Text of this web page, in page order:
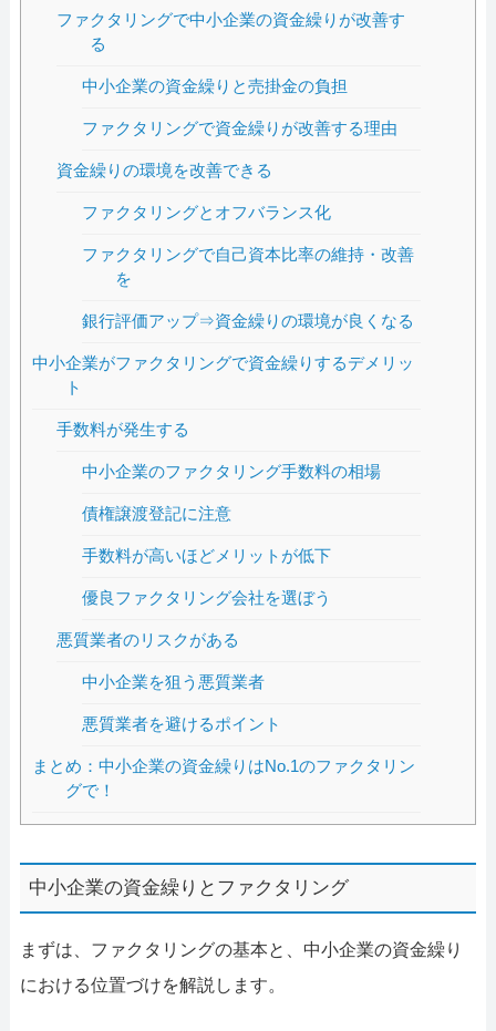
ファクタリングで中小企業の資金繰りが改善す
る
中小企業の資金繰りと売掛金の負担
ファクタリングで資金繰りが改善する理由
資金繰りの環境を改善できる
ファクタリングとオフバランス化
ファクタリングで自己資本比率の維持・改善
を
銀行評価アップ⇒資金繰りの環境が良くなる
中小企業がファクタリングで資金繰りするデメリッ
ト
手数料が発生する
中小企業のファクタリング手数料の相場
債権譲渡登記に注意
手数料が高いほどメリットが低下
優良ファクタリング会社を選ぼう
悪質業者のリスクがある
中小企業を狙う悪質業者
悪質業者を避けるポイント
まとめ：中小企業の資金繰りはNo.1のファクタリン
グで！
中小企業の資金繰りとファクタリング
まずは、ファクタリングの基本と、中小企業の資金繰り
における位置づけを解説します。